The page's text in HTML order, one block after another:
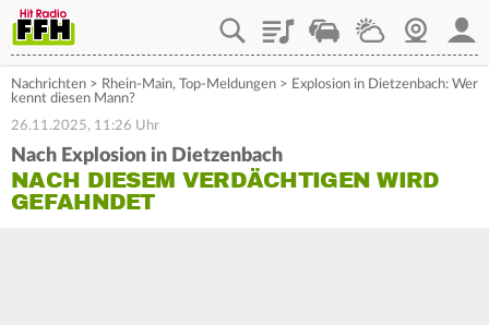
PlaylistStaupilotWetterWebcam
Nachrichten > Rhein-Main, Top-Meldungen > Explosion in Dietzenbach: Wer
kennt diesen Mann?
26.11.2025, 11:26 Uhr
Nach Explosion in Dietzenbach
NACH DIESEM VERDÄCHTIGEN WIRD
GEFAHNDET